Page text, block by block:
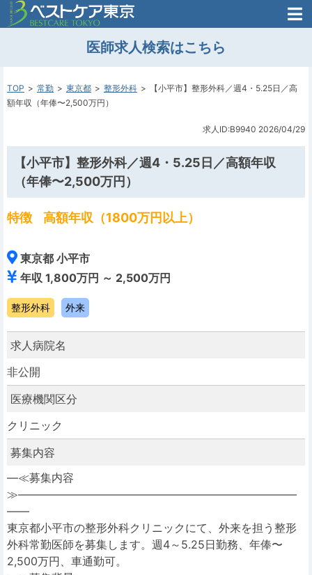
医師がはじめた
医師のための
転職支援
転職支援のお問い合わせ
医師求人検索はこちら
TOP 常勤 東京都 整形外科
【小平市】整形外科／週4・5.25日／高
額年収（年俸〜2,500万円）
求人ID:B9940 2026/04/29
【小平市】整形外科／週4・5.25日／高額年収
（年俸〜2,500万円）
特徴 高額年収（1800万円以上）
東京都 小平市
年収 1,800万円 ～ 2,500万円
整形外科 外来
求人病院名
非公開
医療機関区分
クリニック
募集内容
―≪募集内容
≫―――――――――――――――――――――――――
――
東京都小平市の整形外科クリニックにて、外来を担う整形
外科常勤医師を募集します。週4～5.25日勤務、年俸〜
2,500万円、車通勤可。